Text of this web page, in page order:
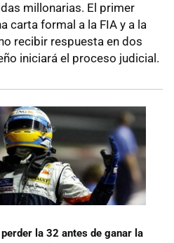
millonarias. El primer
carta formal a la FIA y a la
recibir respuesta en dos
iniciará el proceso judicial.
la 32 antes de ganar la